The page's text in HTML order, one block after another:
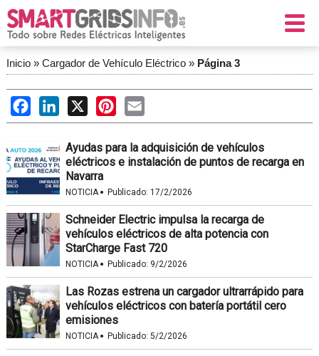
Inicio» Cargador de Vehículo Eléctrico» Página 3
FacebookLinkedIn
X PinterestEmail
Ayudas para la adquisición de vehículos
eléctricos e instalación de puntos de recarga en
Navarra
NOTICIA· Publicado: 17/2/2026
Schneider Electric impulsa la recarga de
vehículos eléctricos de alta potencia con
StarCharge Fast 720
NOTICIA· Publicado: 9/2/2026
Las Rozas estrena un cargador ultrarrápido para
vehículos eléctricos con batería portátil cero
emisiones
NOTICIA· Publicado: 5/2/2026